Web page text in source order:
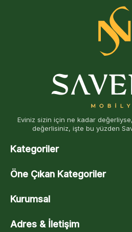
Eviniz sizin için ne kadar
değerlisiniz, işte bu yüzden
Kategoriler
Öne Çıkan Kategoriler
Kurumsal
Adres & İletişim